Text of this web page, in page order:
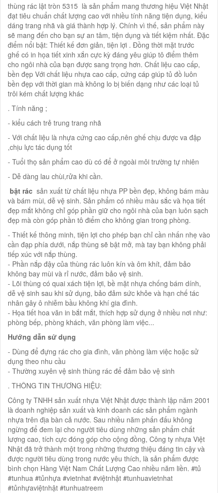
thùng rác lật tròn 5315 là sản phẩm mang thương hiệu Việt Nhật
đạt tiêu chuẩn chất lượng cao với nhiều tính năng tiện dụng, kiểu
dáng trang nhã và giá thành hợp lý. Chính vì thế, sản phẩm này
sẽ mang đến cho bạn sự an tâm, tiện dụng và tiết kiệm nhất. Đặc
điểm nổi bật: Thiết kế đơn giản, tiện lợi . Đồng thời mặt trước
ghế có in họa tiết xinh xắn cực kỳ đáng yêu giúp tô điểm thêm
cho ngôi nhà của bạn được sang trọng hơn. Chất liệu cao cấp,
bền đẹp Với chất liệu nhựa cao cấp, cứng cáp giúp tủ đồ luôn
bền đẹp với thời gian mà không lo bị biến dạng như các loại tủ
trôi kém chất lượng khác
. Tính năng ;
- kiểu cách trẻ trung trang nhã
- Với chất liệu là nhựa cứng cao cấp,nên ghế chịu được va đập
,chịu lực tác dụng tốt
- Tuổi thọ sản phẩm cao dù có để ở ngoài môi trường tự nhiên
- Dễ dàng lau chùi,rửa khi cần.
​ bật rác sản xuất từ chất liệu nhựa PP bền đẹp, không bám màu
và bám mùi, dễ vệ sinh. Sản phẩm có nhiều màu sắc và họa tiết
đẹp mắt không chỉ góp phần giữ cho ngôi nhà của bạn luôn sạch
đẹp mà còn góp phần tô điểm cho không gian trong phòng.
- Thiết kế thông minh, tiện lợi cho phép bạn chỉ cần nhấn nhẹ vào
cần đạp phía dưới, nắp thùng sẽ bật mở, mà tay bạn không phải
tiếp xúc với nắp thùng.
- Phần nắp đậy của thùng rác luôn kín và ôm khít, đảm bảo
không bay mùi và rỉ nước, đảm bảo vệ sinh.
- Lõi thùng có quai xách tiện lợi, bề mặt nhựa chống bám dính,
dễ vệ sinh sau khi sử dụng, bảo đảm sức khỏe và hạn chế tác
nhân gây ô nhiễm bầu không khí gia đình.
- Họa tiết hoa văn in bắt mắt, thích hợp sử dụng ở nhiều nơi như:
phòng bếp, phòng khách, văn phòng làm việc...
Hướng dẫn sử dụng
- Dùng để đựng rác cho gia đình, văn phòng làm việc hoặc sử
dụng theo nhu cầu
- Thường xuyên vệ sinh thùng rác để đảm bảo vệ sinh
. THÔNG TIN THƯƠNG HIỆU:
Công ty TNHH sản xuất nhựa Việt Nhật được thành lập năm 2001
là doanh nghiệp sản xuất và kinh doanh các sản phẩm ngành
nhựa trên địa bàn cả nước. Sau nhiều năm phấn đấu không
ngừng để đem lại cho người tiêu dùng những sản phẩm chất
lượng cao, tích cực đóng góp cho cộng đồng, Công ty nhựa Việt
Nhật đã trở thành một trong những thương thiệu đáng tin cậy và
được người tiêu dùng trong nước yêu thích, là sản phẩm được
bình chọn Hàng Việt Nam Chất Lượng Cao nhiều năm liền. #tủ
#tunhua #tủnhựa #vietnhat #việtnhật #tunhuavietnhat
#tủnhựaviệtnhật #tunhuatreem